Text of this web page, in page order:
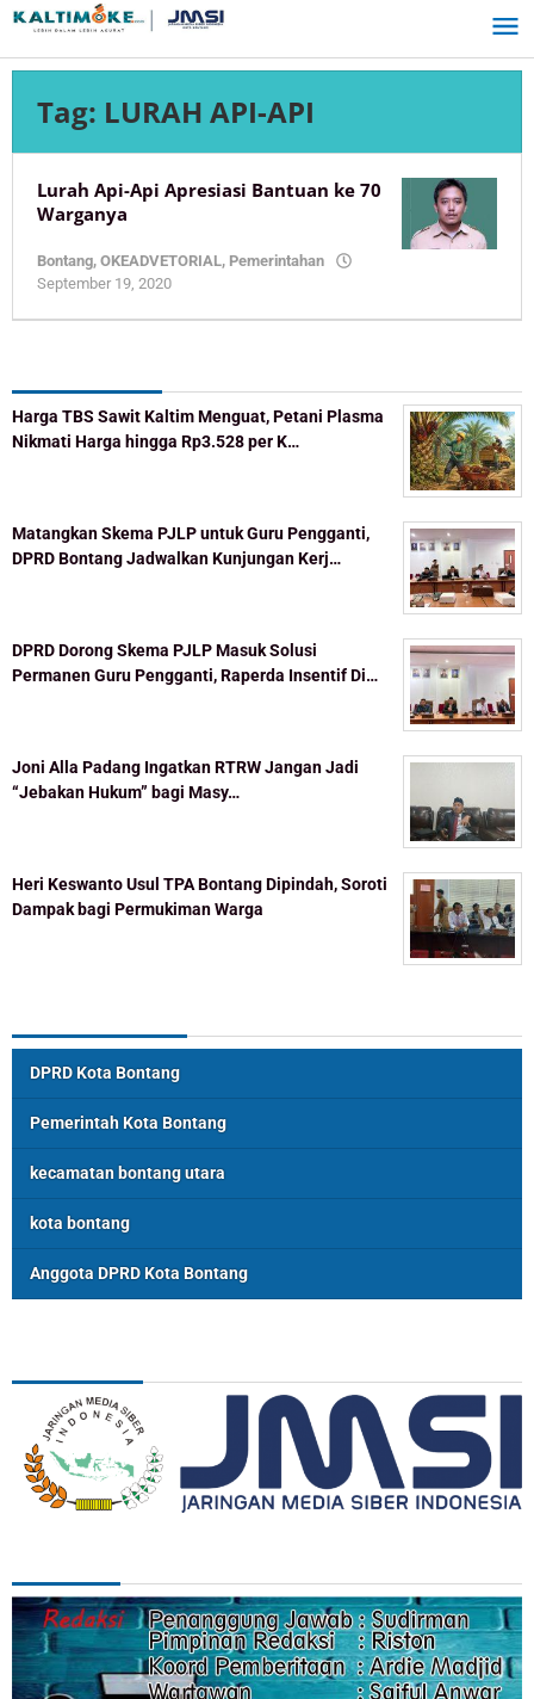
Skip
content
Tag: LURAH API-API
Lurah Api-Api Apresiasi Bantuan ke 70
Warganya
Bontang, OKEADVETORIAL, Pemerintahan
September 19, 2020
Harga TBS Sawit Kaltim Menguat, Petani Plasma
Nikmati Harga hingga Rp3.528 per K…
Matangkan Skema PJLP untuk Guru Pengganti,
DPRD Bontang Jadwalkan Kunjungan Kerj…
DPRD Dorong Skema PJLP Masuk Solusi
Permanen Guru Pengganti, Raperda Insentif Di…
Joni Alla Padang Ingatkan RTRW Jangan Jadi
“Jebakan Hukum” bagi Masy…
Heri Keswanto Usul TPA Bontang Dipindah, Soroti
Dampak bagi Permukiman Warga
DPRD Kota Bontang
Pemerintah Kota Bontang
kecamatan bontang utara
kota bontang
Anggota DPRD Kota Bontang